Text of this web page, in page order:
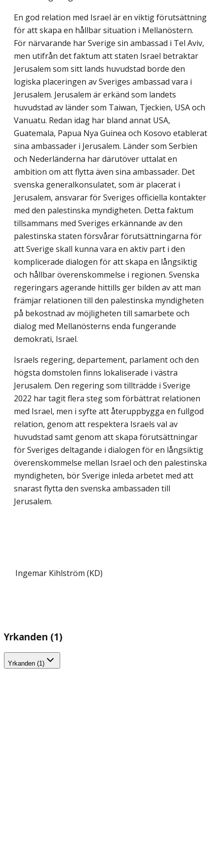
En god relation med Israel är en viktig förutsättning
för att skapa en hållbar situation i Mellanöstern.
För närvarande har Sverige sin ambassad i Tel Aviv,
men utifrån det faktum att staten Israel betraktar
Jerusalem som sitt lands huvudstad borde den
logiska placeringen av Sveriges ambassad vara i
Jerusalem. Jerusalem är erkänd som landets
huvudstad av länder som Taiwan, Tjeckien, USA och
Vanuatu. Redan idag har bland annat USA,
Guatemala, Papua Nya Guinea och Kosovo etablerat
sina ambassader i Jerusalem. Länder som Serbien
och Nederländerna har därutöver uttalat en
ambition om att flytta även sina ambassader. Det
svenska generalkonsulatet, som är placerat i
Jerusalem, ansvarar för Sveriges officiella kontakter
med den palestinska myndigheten. Detta faktum
tillsammans med Sveriges erkännande av den
palestinska staten försvårar förutsättningarna för
att Sverige skall kunna vara en aktiv part i den
komplicerade dialogen för att skapa en långsiktig
och hållbar överenskommelse i regionen. Svenska
regeringars agerande hittills ger bilden av att man
främjar relationen till den palestinska myndigheten
på bekostnad av möjligheten till samarbete och
dialog med Mellanösterns enda fungerande
demokrati, Israel.
Israels regering, departement, parlament och den
högsta domstolen finns lokaliserade i västra
Jerusalem. Den regering som tillträdde i Sverige
2022 har tagit flera steg som förbättrat relationen
med Israel, men i syfte att återuppbygga en fullgod
relation, genom att respektera Israels val av
huvudstad samt genom att skapa förutsättningar
för Sveriges deltagande i dialogen för en långsiktig
överenskommelse mellan Israel och den palestinska
myndigheten, bör Sverige inleda arbetet med att
snarast flytta den svenska ambassaden till
Jerusalem.
Ingemar Kihlström (KD)
Yrkanden (1)
Yrkanden (1)